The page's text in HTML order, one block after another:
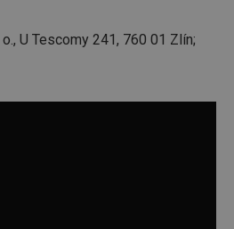
U Tescomy 241, 760 01 Zlín;